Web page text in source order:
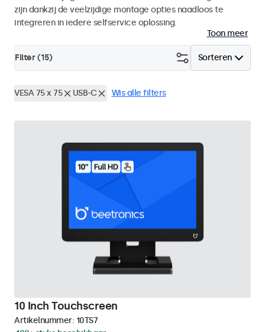
zijn dankzij de veelzijdige montage opties naadloos te
integreren in iedere selfservice oplossing.
Toon meer
Sorteren
Filter (15)
VESA 75 x 75 USB-C Wis alle filters
10 Inch Touchscreen
Artikelnummer: 10TS7